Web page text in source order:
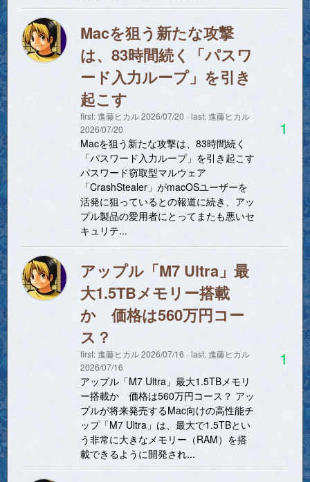
Macを狙う新たな攻撃
は、83時間続く「パスワ
ード入力ループ」を引き
起こす
first:進藤ヒカル2026/07/20 last:進藤ヒカル
2026/07/20
Macを狙う新たな攻撃は、83時間続く
「パスワード入力ループ」を引き起こす
パスワード窃取型マルウェア
「CrashStealer」がmacOSユーザーを
活発に狙っているとの報道に続き、アッ
プル製品の愛用者にとってまたも悪いセ
キュリテ...
1
アップル「M7 Ultra」最
大1.5TBメモリー搭載
か 価格は560万円コー
ス？
first:進藤ヒカル2026/07/16 last:進藤ヒカル
2026/07/16
アップル「M7 Ultra」最大1.5TBメモリ
ー搭載か 価格は560万円コース？ アッ
プルが将来発売するMac向けの高性能チ
ップ「M7 Ultra」は、最大で1.5TBとい
う非常に大きなメモリー（RAM）を搭
載できるように開発され...
1